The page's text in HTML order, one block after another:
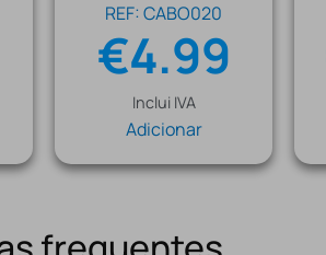
REF: CABO020
€4.99
Inclui IVA
Adicionar